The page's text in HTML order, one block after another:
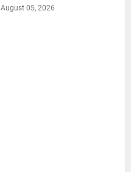
August 05, 2026